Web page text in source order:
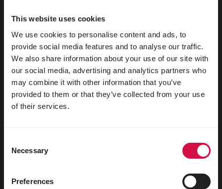
This website uses cookies
We use cookies to personalise content and ads, to
provide social media features and to analyse our traffic.
We also share information about your use of our site with
our social media, advertising and analytics partners who
may combine it with other information that you’ve
provided to them or that they’ve collected from your use
of their services.
Selection
Necessary
Preferences
Para su animal
Aves de jaula y de voladera
Pájaros silvestres
Aves zancudas & no voladoras
Aves acuáticas
Conejos